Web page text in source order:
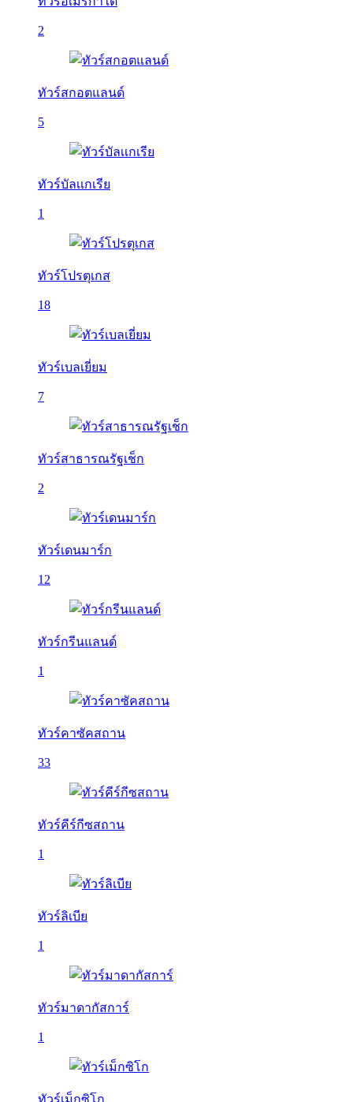
2
ทัวร์สกอตแลนด์
5
ทัวร์บัลเเกเรีย
1
ทัวร์โปรตุเกส
18
ทัวร์เบลเยี่ยม
7
ทัวร์สาธารณรัฐเช็ก
2
ทัวร์เดนมาร์ก
12
ทัวร์กรีนแลนด์
1
ทัวร์คาซัคสถาน
33
ทัวร์คีร์กีซสถาน
1
ทัวร์ลิเบีย
1
ทัวร์มาดากัสการ์
1
ทัวร์เม็กซิโก